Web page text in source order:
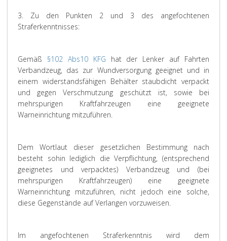
3. Zu den Punkten 2 und 3 des angefochtenen
Straferkenntnisses:
Gemäß §102 Abs10 KFG hat der Lenker auf Fahrten
Verbandzeug, das zur Wundversorgung geeignet und in
einem widerstandsfähigen Behälter staubdicht verpackt
und gegen Verschmutzung geschützt ist, sowie bei
mehrspurigen Kraftfahrzeugen eine geeignete
Warneinrichtung mitzuführen.
Dem Wortlaut dieser gesetzlichen Bestimmung nach
besteht sohin lediglich die Verpflichtung, (entsprechend
geeignetes und verpacktes) Verbandzeug und (bei
mehrspurigen Kraftfahrzeugen) eine geeignete
Warneinrichtung mitzuführen, nicht jedoch eine solche,
diese Gegenstände auf Verlangen vorzuweisen.
Im angefochtenen Straferkenntnis wird dem